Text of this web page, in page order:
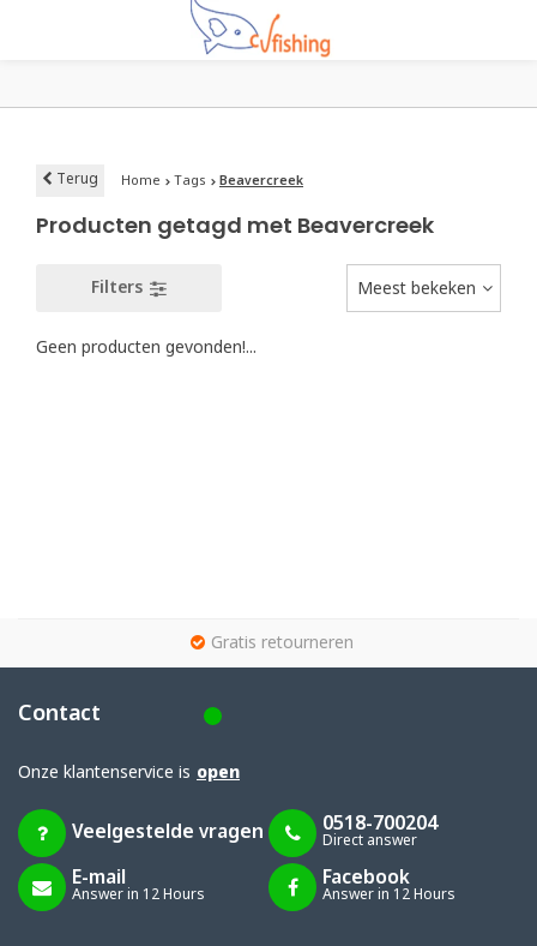
Terug Home Tags Beavercreek
Producten getagd met Beavercreek
Filters Meest bekeken
Geen producten gevonden!...
Gratis retourneren
Contact
Onze klantenservice is open
Veelgestelde vragen 0518-700204
Direct answer
E-mail
Answer in 12 Hours
Facebook
Answer in 12 Hours